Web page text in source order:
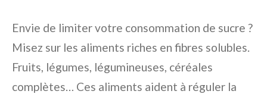
Envie de limiter votre consommation de sucre ?
Misez sur les aliments riches en fibres solubles.
Fruits, légumes, légumineuses, céréales
complètes… Ces aliments aident à réguler la